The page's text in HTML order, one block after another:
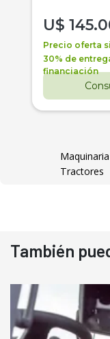
U$
Precio oferta
30% de
financiación
Tractores
También